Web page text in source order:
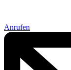
Anrufen